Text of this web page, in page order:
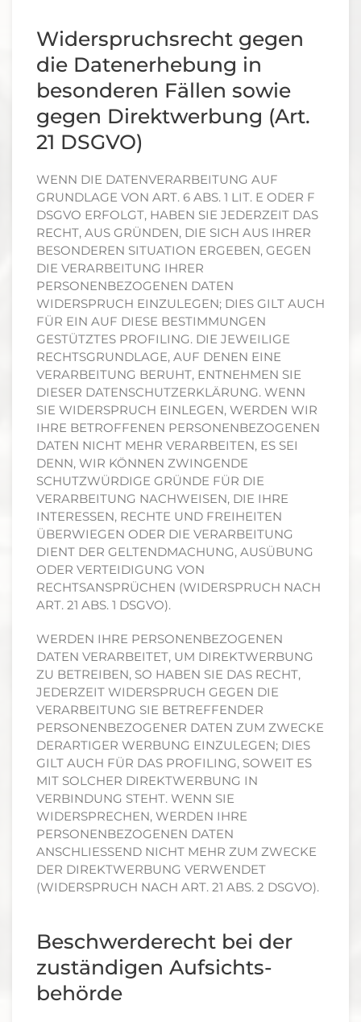
Widerspruchsrecht gegen
die Datenerhebung in
besonderen Fällen sowie
gegen Direktwerbung (Art.
21 DSGVO)
WENN DIE DATENVERARBEITUNG AUF
GRUNDLAGE VON ART. 6 ABS. 1 LIT. E ODER F
DSGVO ERFOLGT, HABEN SIE JEDERZEIT DAS
RECHT, AUS GRÜNDEN, DIE SICH AUS IHRER
BESONDEREN SITUATION ERGEBEN, GEGEN
DIE VERARBEITUNG IHRER
PERSONENBEZOGENEN DATEN
WIDERSPRUCH EINZULEGEN; DIES GILT AUCH
FÜR EIN AUF DIESE BESTIMMUNGEN
GESTÜTZTES PROFILING. DIE JEWEILIGE
RECHTSGRUNDLAGE, AUF DENEN EINE
VERARBEITUNG BERUHT, ENTNEHMEN SIE
DIESER DATENSCHUTZERKLÄRUNG. WENN
SIE WIDERSPRUCH EINLEGEN, WERDEN WIR
IHRE BETROFFENEN PERSONENBEZOGENEN
DATEN NICHT MEHR VERARBEITEN, ES SEI
DENN, WIR KÖNNEN ZWINGENDE
SCHUTZWÜRDIGE GRÜNDE FÜR DIE
VERARBEITUNG NACHWEISEN, DIE IHRE
INTERESSEN, RECHTE UND FREIHEITEN
ÜBERWIEGEN ODER DIE VERARBEITUNG
DIENT DER GELTENDMACHUNG, AUSÜBUNG
ODER VERTEIDIGUNG VON
RECHTSANSPRÜCHEN (WIDERSPRUCH NACH
ART. 21 ABS. 1 DSGVO).
WERDEN IHRE PERSONENBEZOGENEN
DATEN VERARBEITET, UM DIREKTWERBUNG
ZU BETREIBEN, SO HABEN SIE DAS RECHT,
JEDERZEIT WIDERSPRUCH GEGEN DIE
VERARBEITUNG SIE BETREFFENDER
PERSONENBEZOGENER DATEN ZUM ZWECKE
DERARTIGER WERBUNG EINZULEGEN; DIES
GILT AUCH FÜR DAS PROFILING, SOWEIT ES
MIT SOLCHER DIREKTWERBUNG IN
VERBINDUNG STEHT. WENN SIE
WIDERSPRECHEN, WERDEN IHRE
PERSONENBEZOGENEN DATEN
ANSCHLIESSEND NICHT MEHR ZUM ZWECKE
DER DIREKTWERBUNG VERWENDET
(WIDERSPRUCH NACH ART. 21 ABS. 2 DSGVO).
Beschwerde­recht bei der
zuständigen Aufsichts­
behörde